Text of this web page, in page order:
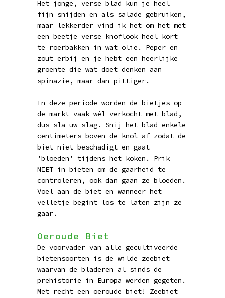
Het jonge, verse blad kun je heel
fijn snijden en als salade gebruiken,
maar lekkerder vind ik het om het met
een beetje verse knoflook heel kort
te roerbakken in wat olie. Peper en
zout erbij en je hebt een heerlijke
groente die wat doet denken aan
spinazie, maar dan pittiger.
In deze periode worden de bietjes op
de markt vaak wél verkocht met blad,
dus sla uw slag. Snij het blad enkele
centimeters boven de knol af zodat de
biet niet beschadigt en gaat
’bloeden’ tijdens het koken. Prik
NIET in bieten om de gaarheid te
controleren, ook dan gaan ze bloeden.
Voel aan de biet en wanneer het
velletje begint los te laten zijn ze
gaar.
Oeroude Biet
De voorvader van alle gecultiveerde
bietensoorten is de wilde zeebiet
waarvan de bladeren al sinds de
prehistorie in Europa werden gegeten.
Met recht een oeroude biet! Zeebiet